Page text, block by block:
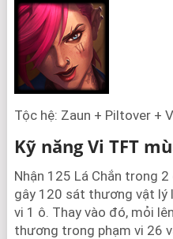
Tộc hệ: Zaun + Piltover +
Kỹ năng Vi TFT
Nhận 125 Lá Chắn trong
gây 120 sát thương vật lý
vi 1 ô. Thay vào đó, mỏi
thương trong phạm vi 26